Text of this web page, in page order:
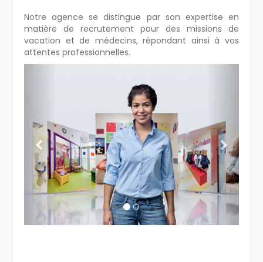
Notre agence se distingue par son expertise en
matière de recrutement pour des missions de
vacation et de médecins, répondant ainsi à vos
attentes professionnelles.